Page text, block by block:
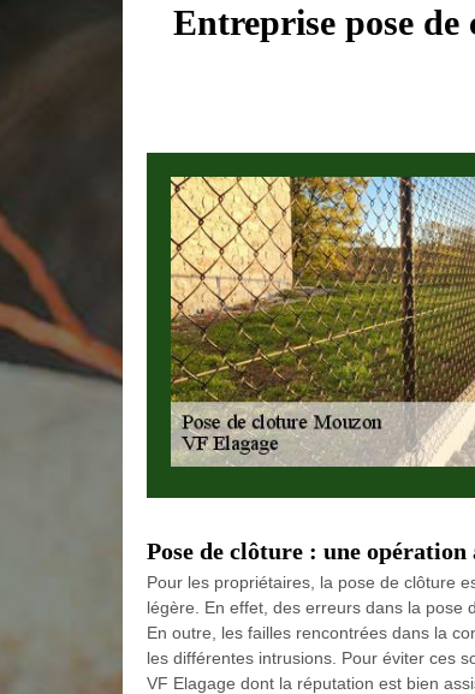
Entreprise pose de
Pose de clôture : une
Pour les propriétaires, la pose de clôture
légère. En effet, des erreurs dans la pose
En outre, les failles rencontrées dans la
les différentes intrusions. Pour éviter ces
VF Elagage dont la réputation est bien